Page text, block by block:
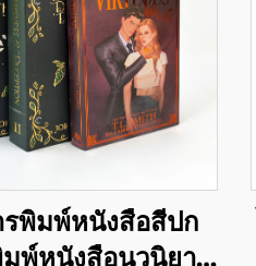
รพิมพ์หนังสือสีปก
พ์หนังสือนวนิยาย